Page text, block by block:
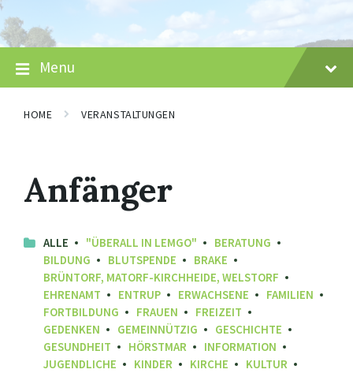
Skip
to
content
Skip
to
main
navigation
Skip
to
footer
Menu
HOME VERANSTALTUNGEN
Anfänger
ALLE "ÜBERALL IN LEMGO"
BERATUNG
BILDUNG
BLUTSPENDE
BRAKE
BRÜNTORF, MATORF-KIRCHHEIDE, WELSTORF
EHRENAMT
ENTRUP ERWACHSENE
FAMILIEN
FORTBILDUNG
FRAUEN
FREIZEIT
GEDENKEN
GEMEINNÜTZIG
GESCHICHTE
GESUNDHEIT
HÖRSTMAR
INFORMATION
JUGENDLICHE
KINDER KIRCHE
KULTUR